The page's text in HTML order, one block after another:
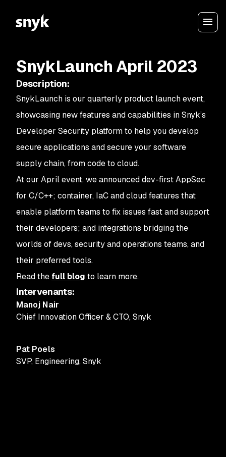
SnykLaunch April 2023
Description:
SnykLaunch is our quarterly product launch event,
showcasing new features and capabilities in Snyk’s
Developer Security platform to help you develop
secure applications and secure your software
supply chain, from code to cloud.
At our April event, we announced dev-first AppSec
for C/C++; container, IaC and cloud features that
enable platform teams to fix issues fast and support
their developers; and integrations bridging the
worlds of devs, security and operations teams, and
their preferred tools.
Read the full blog to learn more.
Intervenants:
Manoj Nair
Chief Innovation Officer & CTO,Snyk
Pat Poels
SVP, Engineering,Snyk